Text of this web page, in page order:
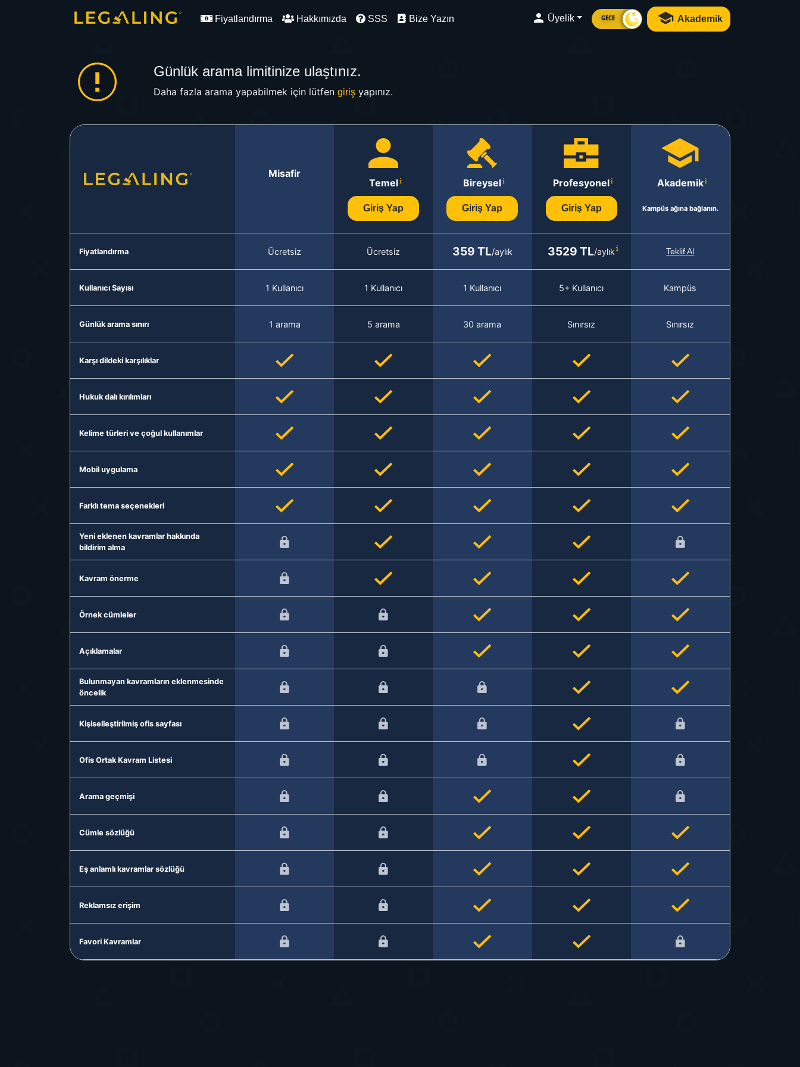
Fiyatlandırma Hakkımızda SSS Bize Yazın Üyelik GECE Akademik
Günlük arama limitinize ulaştınız.
Daha fazla arama yapabilmek için lütfen girişyapınız.
Misafir
Temel
Giriş Yap
Bireysel
Giriş Yap
Profesyonel
Giriş Yap
Akademik
Kampüs ağına bağlanın.
Fiyatlandırma Ücretsiz Ücretsiz 359 TL/aylık 3529 TL/aylık Teklif Al
Kullanıcı Sayısı 1 Kullanıcı 1 Kullanıcı 1 Kullanıcı 5+ Kullanıcı Kampüs
Günlük arama sınırı 1 arama 5 arama 30 arama Sınırsız Sınırsız
Karşı dildeki karşılıklar
Hukuk dalı kırılımları
Kelime türleri ve çoğul kullanımlar
Mobil uygulama
Farklı tema seçenekleri
Yeni eklenen kavramlar hakkında
bildirim alma
Kavram önerme
Örnek cümleler
Açıklamalar
Bulunmayan kavramların eklenmesinde
öncelik
Kişiselleştirilmiş ofis sayfası
Ofis Ortak Kavram Listesi
Arama geçmişi
Cümle sözlüğü
Eş anlamlı kavramlar sözlüğü
Reklamsız erişim
Favori Kavramlar